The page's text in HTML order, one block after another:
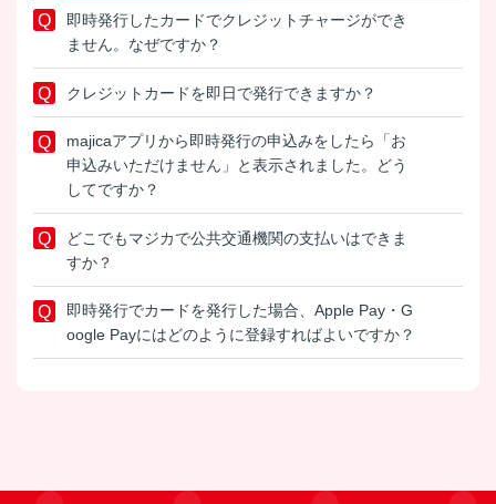
即時発行したカードでクレジットチャージができ
ません。なぜですか？
クレジットカードを即日で発行できますか？
majicaアプリから即時発行の申込みをしたら「お
申込みいただけません」と表示されました。どう
してですか？
どこでもマジカで公共交通機関の支払いはできま
すか？
即時発行でカードを発行した場合、Apple Pay・G
oogle Payにはどのように登録すればよいですか？